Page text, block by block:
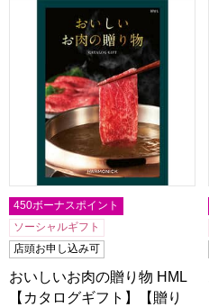
おいしいお肉の贈り物 HML
450ボーナスポイント
ソーシャルギフト
店頭お申し込み可
おいしいお肉の贈り物 HML
【カタログギフト】【贈り